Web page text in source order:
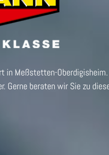
in Meßstetten-Oberdigisheim.
Gerne beraten wir Sie zu